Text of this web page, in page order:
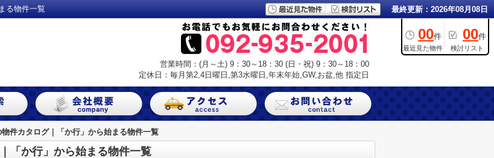
る物件一覧 最終更新：2026年08月08日
00件
最近見た物件
00件
検討リスト
営業時間：(月～土) 9：30～18：30 (日・祝) 9：30～18：00
定休日：毎月第2,4日曜日,第3水曜日,年末年始,GW,お盆,他 指定日
件カタログ｜「か行」から始まる物件一覧
「か行」から始まる物件一覧